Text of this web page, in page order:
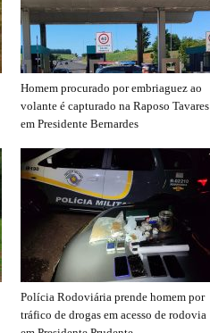
Homem procurado por embriaguez ao
volante é capturado na Raposo Tavares
em Presidente Bernardes
Polícia Rodoviária prende homem por
tráfico de drogas em acesso de rodovia